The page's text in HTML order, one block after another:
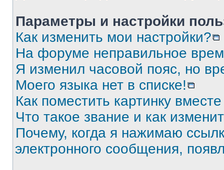
Параметры и настройки
Как изменить мои настройки?
На форуме неправильное
Я изменил часовой пояс, но
Моего языка нет в списке!
Как поместить картинку
Что такое звание и как
Почему, когда я нажимаю
электронного сообщения,